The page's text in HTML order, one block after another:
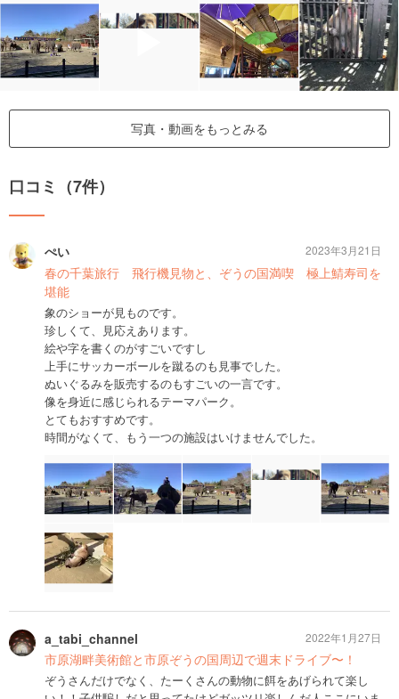
▶
写真・動画をもっとみる
口コミ（7件）
ぺい
春の千葉旅行 飛行機見物と、ぞうの国満喫 極上鯖寿司を
堪能
象のショーが見ものです。
珍しくて、見応えあります。
絵や字を書くのがすごいですし
上手にサッカーボールを蹴るのも見事でした。
ぬいぐるみを販売するのもすごいの一言です。
像を身近に感じられるテーマパーク。
とてもおすすめです。
時間がなくて、もう一つの施設はいけませんでした。
2023年3月21日
a_tabi_channel
市原湖畔美術館と市原ぞうの国周辺で週末ドライブ〜！
ぞうさんだけでなく、たーくさんの動物に餌をあげられて楽し
2022年1月27日